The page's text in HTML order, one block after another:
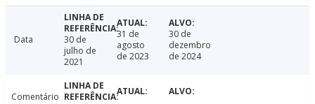
Data
30 de
julho de
2021
31 de
agosto
de 2023
30 de
dezembro
de 2024
Comentário